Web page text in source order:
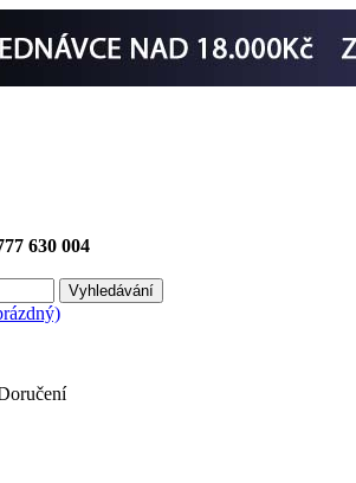
630 004
Vyhledávání